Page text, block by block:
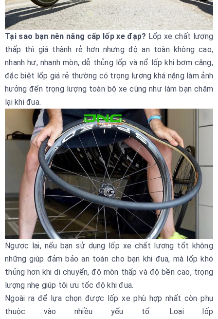
Tại sao bạn nên nâng cấp lốp xe đạp? Lốp xe chất lượng
thấp thì giá thành rẻ hơn nhưng độ an toàn không cao,
nhanh hư, nhanh mòn, dễ thủng lốp và nổ lốp khi bơm căng,
đặc biệt lốp giá rẻ thường có trọng lượng khá nặng làm ảnh
hưởng đến trọng lượng toàn bộ xe cũng như làm bạn châm
lại khi đua.
Ngược lại, nếu bạn sử dụng lốp xe chất lượng tốt không
những giúp đảm bảo an toàn cho bạn khi đua, mà lốp khó
thủng hơn khi di chuyển, độ mòn thấp và độ bền cao, trọng
lượng nhẹ giúp tôi ưu tốc độ khi đua.
Ngoài ra để lựa chọn được lốp xe phù hợp nhất còn phụ
thuộc vào nhiều yếu tố: Loại lốp